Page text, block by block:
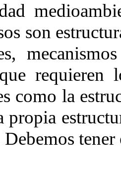
son
requieren
como la
propia
tener